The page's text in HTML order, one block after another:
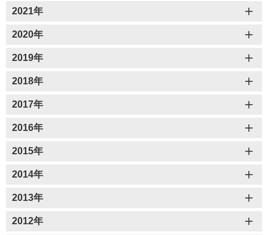
2021年
2020年
2019年
2018年
2017年
2016年
2015年
2014年
2013年
2012年